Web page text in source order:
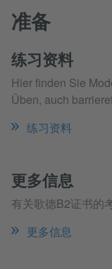
准备
练习资料
Hier finden Sie
Üben, auch
练习资料
更多信息
有关歌德B2证书的
更多信息